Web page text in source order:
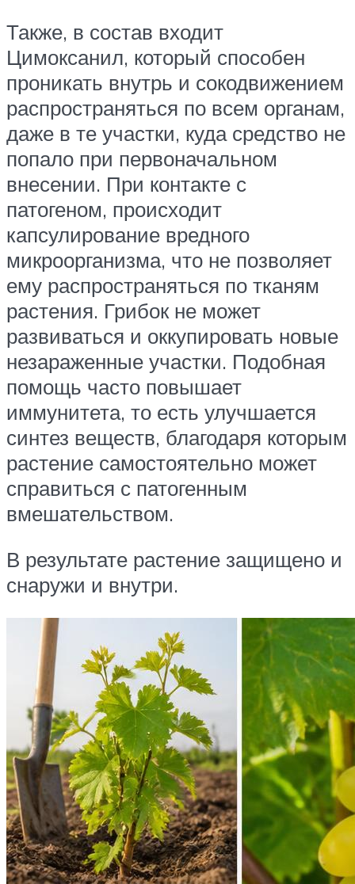
Также, в состав входит
Цимоксанил, который способен
проникать внутрь и сокодвижением
распространяться по всем органам,
даже в те участки, куда средство не
попало при первоначальном
внесении. При контакте с
патогеном, происходит
капсулирование вредного
микроорганизма, что не позволяет
ему распространяться по тканям
растения. Грибок не может
развиваться и оккупировать новые
незараженные участки. Подобная
помощь часто повышает
иммунитета, то есть улучшается
синтез веществ, благодаря которым
растение самостоятельно может
справиться с патогенным
вмешательством.
В результате растение защищено и
снаружи и внутри.